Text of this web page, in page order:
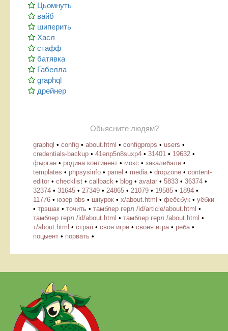
Цьомнуть
вайб
шиперить
Хасл
стафф
батявка
Габелла
graphql
дрейнер
Обьясните людям?
graphql • config • about.html • configprops • users •
credentials-backup • 41enp5n8suxp4 • 31401 • 19632 •
фырган • родина континент • мокс • закалибали •
templates • phpsysinfo • panel • media • dropzone • content-
editor • checklist • callback • blog • avatar • 5833 • 36374 •
32374 • 31645 • 27349 • 24865 • 21079 • 19585 • 1894 •
11776 • юзер bbs • шнурок • х/about.html • феёсбук • уёбки
• трэшак • точить • тамблер герл /id/article/about.html •
тамблер герл /id/about.html • тамблер герл /about.html •
т/about.html • страп • своя игре • своея игра • реба •
поцыент • порвать •